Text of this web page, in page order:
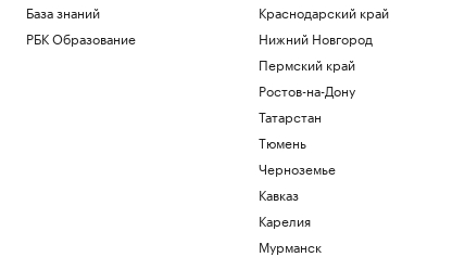
База знаний
РБК Образование
Краснодарский край
Нижний Новгород
Пермский край
Ростов-на-Дону
Татарстан
Тюмень
Черноземье
Кавказ
Карелия
Мурманск